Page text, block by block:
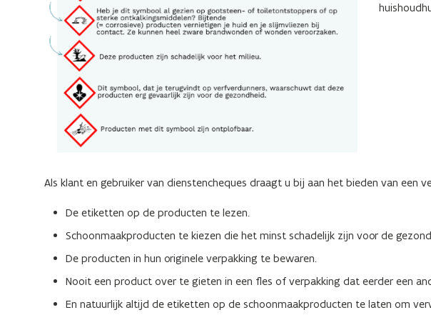
Als klant en gebruiker van dienstencheques draagt u bij aan het bieden van een
De etiketten op de producten te lezen.
Schoonmaakproducten te kiezen die het minst schadelijk zijn voor de
De producten in hun originele verpakking te bewaren.
Nooit een product over te gieten in een fles of verpakking dat eerder een
En natuurlijk altijd de etiketten op de schoonmaakproducten te laten om